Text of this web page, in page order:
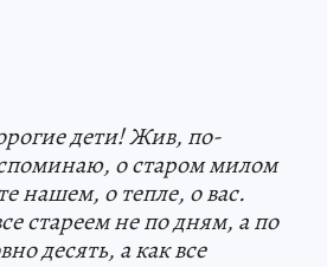
дети! Жив, по-
о старом милом
нашем, о тепле, о вас.
стареем не по дням, а по
десять, а как все